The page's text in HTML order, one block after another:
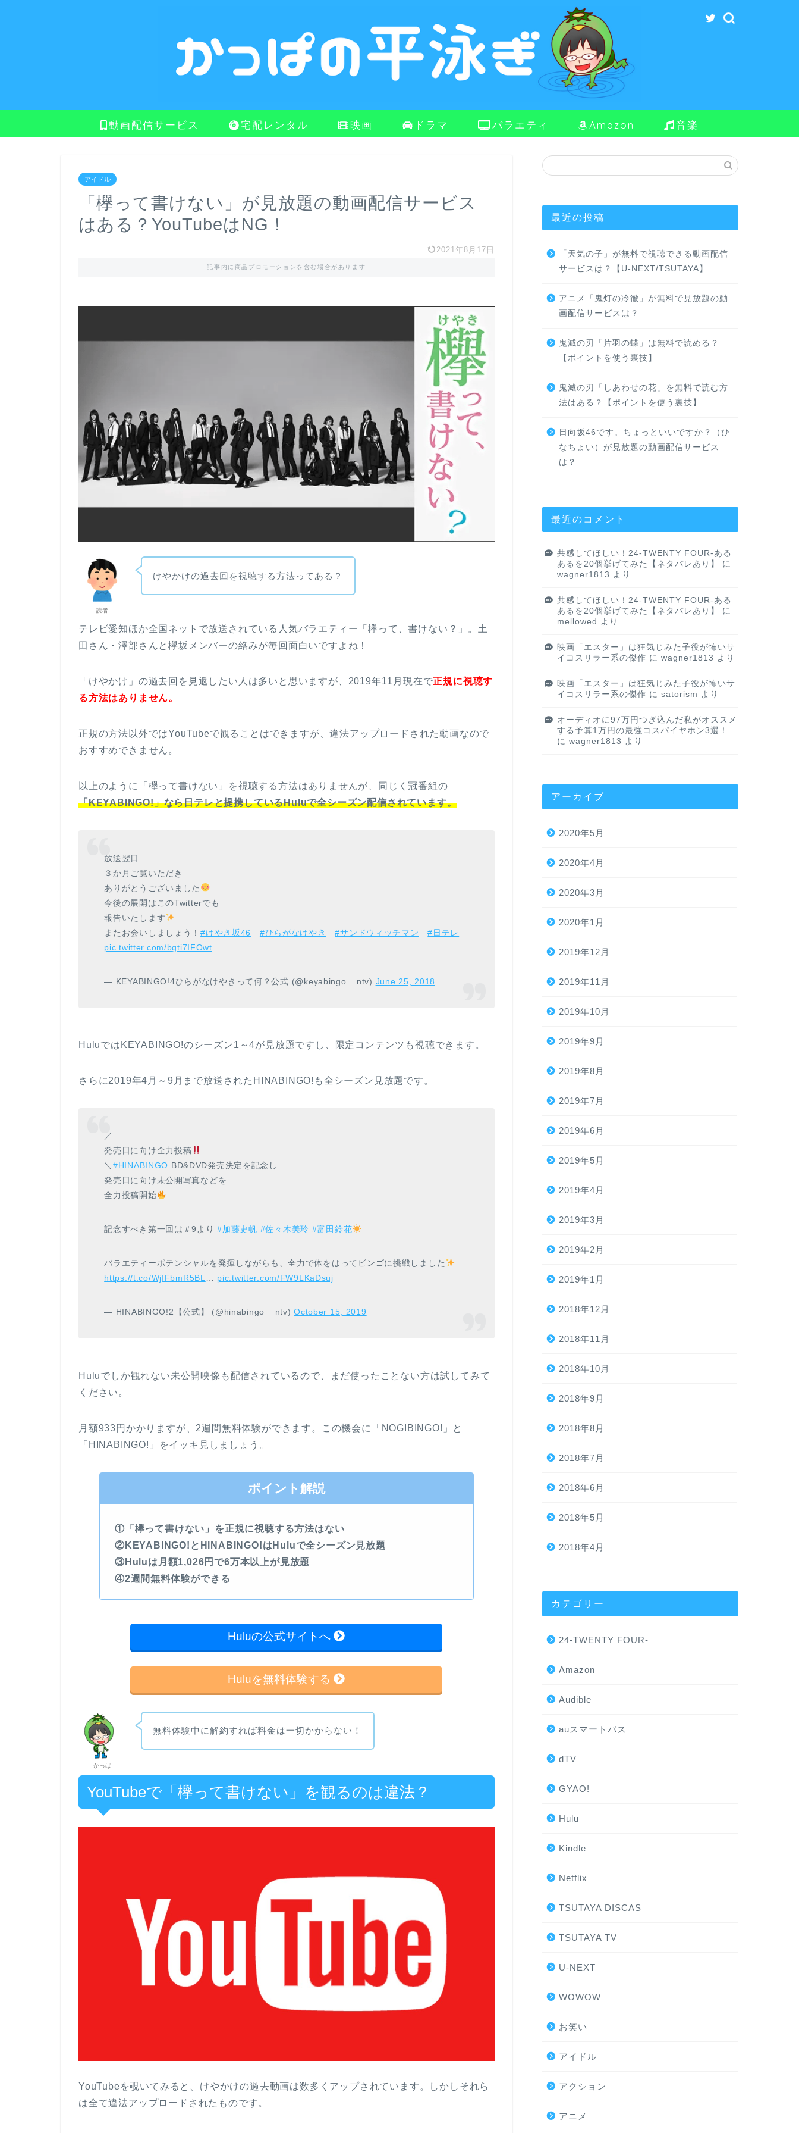
動画配信サービス 宅配レンタル 映画 ドラマ バラエティ Amazon 音楽
アイドル
「欅って書けない」が見放題の動画配信サービス
はある？YouTubeはNG！
2021年8月17日
記事内に商品プロモーションを含む場合があります
読者
けやかけの過去回を視聴する方法ってある？
テレビ愛知ほか全国ネットで放送されている人気バラエティー「欅って、書けない？」。土
田さん・澤部さんと欅坂メンバーの絡みが毎回面白いですよね！
「けやかけ」の過去回を見返したい人は多いと思いますが、2019年11月現在で正規に視聴す
る方法はありません。
正規の方法以外ではYouTubeで観ることはできますが、違法アップロードされた動画なので
おすすめできません。
以上のように「欅って書けない」を視聴する方法はありませんが、同じく冠番組の
「KEYABINGO!」なら日テレと提携しているHuluで全シーズン配信されています。
放送翌日
３か月ご覧いただき
ありがとうございました
今後の展開はこのTwitterでも
報告いたします
またお会いしましょう！#けやき坂46 #ひらがなけやき #サンドウィッチマン
#日テレ
pic.twitter.com/bgti7IFOwt
— KEYABINGO!4ひらがなけやきって何？公式 (@keyabingo__ntv) June 25, 2018
HuluではKEYABINGO!のシーズン1～4が見放題ですし、限定コンテンツも視聴できます。
さらに2019年4月～9月まで放送されたHINABINGO!も全シーズン見放題です。
／
発売日に向け全力投稿
＼ #HINABINGO BD&DVD発売決定を記念し
発売日に向け未公開写真などを
全力投稿開始
記念すべき第一回は＃9より#加藤史帆 #佐々木美玲 #富田鈴花
バラエティーポテンシャルを発揮しながらも、全力で体をはってビンゴに挑戦しました
https://t.co/WjIFbmR5BL… pic.twitter.com/FW9LKaDsuj
— HINABINGO!2【公式】 (@hinabingo__ntv)October 15, 2019
Huluでしか観れない未公開映像も配信されているので、まだ使ったことない方は試してみて
ください。
月額933円かかりますが、2週間無料体験ができます。この機会に「NOGIBINGO!」と
「HINABINGO!」をイッキ見しましょう。
ポイント解説
①「欅って書けない」を正規に視聴する方法はない
②KEYABINGO!とHINABINGO!はHuluで全シーズン見放題
③Huluは月額1,026円で6万本以上が見放題
④2週間無料体験ができる
Huluの公式サイトへ
Huluを無料体験する
かっぱ
無料体験中に解約すれば料金は一切かからない！
YouTubeで「欅って書けない」を観るのは違法？
YouTubeを覗いてみると、けやかけの過去動画は数多くアップされています。しかしそれら
は全て違法アップロードされたものです。
最近の投稿
「天気の子」が無料で視聴できる動画配信
サービスは？【U-NEXT/TSUTAYA】
アニメ「鬼灯の冷徹」が無料で見放題の動
画配信サービスは？
鬼滅の刃「片羽の蝶」は無料で読める？
【ポイントを使う裏技】
鬼滅の刃「しあわせの花」を無料で読む方
法はある？【ポイントを使う裏技】
日向坂46です。ちょっといいですか？（ひ
なちょい）が見放題の動画配信サービス
は？
最近のコメント
共感してほしい！24-TWENTY FOUR-ある
あるを20個挙げてみた【ネタバレあり】
に
wagner1813 より
共感してほしい！24-TWENTY FOUR-ある
あるを20個挙げてみた【ネタバレあり】
に
mellowed より
映画「エスター」は狂気じみた子役が怖いサ
イコスリラー系の傑作 に wagner1813 より
映画「エスター」は狂気じみた子役が怖いサ
イコスリラー系の傑作 に satorism より
オーディオに97万円つぎ込んだ私がオススメ
する予算1万円の最強コスパイヤホン3選！
に wagner1813 より
アーカイブ
2020年5月
2020年4月
2020年3月
2020年1月
2019年12月
2019年11月
2019年10月
2019年9月
2019年8月
2019年7月
2019年6月
2019年5月
2019年4月
2019年3月
2019年2月
2019年1月
2018年12月
2018年11月
2018年10月
2018年9月
2018年8月
2018年7月
2018年6月
2018年5月
2018年4月
カテゴリー
24-TWENTY FOUR-
Amazon
Audible
auスマートパス
dTV
GYAO!
Hulu
Kindle
Netflix
TSUTAYA DISCAS
TSUTAYA TV
U-NEXT
WOWOW
お笑い
アイドル
アクション
アニメ